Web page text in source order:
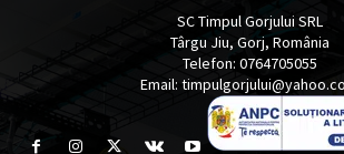
SC Timpul Gorjului SRL
Târgu Jiu, Gorj, România
Telefon: 0764705055
Email: